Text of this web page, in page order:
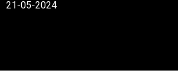
21-05-2024